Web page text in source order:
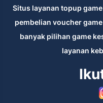
Situs layanan topup
pembelian voucher
banyak pilihan game
layanan